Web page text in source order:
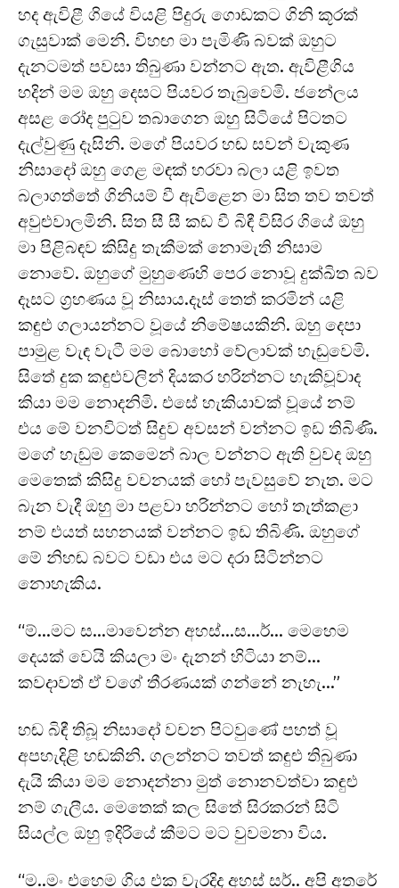
හද ඇවිළී ගියේ වියළි පිදුරු ගොඩකට ගිනි කූරක්
ගැසුවාක් මෙනි. විහඟ මා පැමිණි බවක් ඔහුට
දැනටමත් පවසා තිබුණා වන්නට ඇත. ඇවිළීගිය
හදින් මම ඔහු දෙසට පියවර තැබුවෙමි. ජනේලය
අසළ රෝද පුටුව තබාගෙන ඔහු සිටියේ පිටතට
දැල්වුණු දෑසිනි. මගේ පියවර හඬ සවන් වැකුණ
නිසාදෝ ඔහු ගෙළ මඳක් හරවා බලා යළි ඉවත
බලාගත්තේ ගිනියම් වී ඇවිළෙන මා සිත තව තවත්
අවුළුවාලමිනි. සිත සී සී කඩ වී බිඳී විසිර ගියේ ඔහු
මා පිළිබඳව කිසිදු තැකීමක් නොමැති නිසාම
නොවේ. ඔහුගේ මුහුණෙහි පෙර නොවූ දුක්ඛිත බව
දෑසට ග්‍රහණය වූ නිසාය.දෑස් තෙත් කරමින් යළි
කඳුළු ගලායන්නට වූයේ නිමේෂයකිනි. ඔහු දෙපා
පාමුළ වැඳ වැටී මම බොහෝ වේලාවක් හැඬුවෙමි.
සිතේ දුක කඳුළුවලින් දියකර හරින්නට හැකිවූවාද
කියා මම නොදනිමි. එසේ හැකියාවක් වූයේ නම්
එය මේ වනවිටත් සිදුව අවසන් වන්නට ඉඩ තිබිණි.
මගේ හැඬුම කෙමෙන් බාල වන්නට ඇති වුවද ඔහු
මෙතෙක් කිසිදු වචනයක් හෝ පැවසුවේ නැත. මට
බැන වැදී ඔහු මා පළවා හරින්නට හෝ තැත්කළා
නම් එයත් සහනයක් වන්නට ඉඩ තිබිණි. ඔහුගේ
මේ නිහඬ බවට වඩා එය මට දරා සිටින්නට
නොහැකිය.
“ම්…මට ස…මාවෙන්න අහස්…ස…ර්… මෙහෙම
දෙයක් වෙයි කියලා මං දැනන් හිටියා නම්…
කවදාවත් ඒ වගේ තීරණයක් ගන්නේ නැහැ…”
හඬ බිඳී තිබූ නිසාදෝ වචන පිටවුණේ පහත් වූ
අපහැදිළි හඬකිනි. ගලන්නට තවත් කඳුළු තිබුණා
දැයි කියා මම නොදන්නා මුත් නොනවත්වා කඳුළු
නම් ගැලීය. මෙතෙක් කල සිතේ සිරකරන් සිටි
සියල්ල ඔහු ඉදිරියේ කීමට මට වුවමනා විය.
“ම..මං එහෙම ගිය එක වැරදිද අහස් සර්.. අපි අතරේ